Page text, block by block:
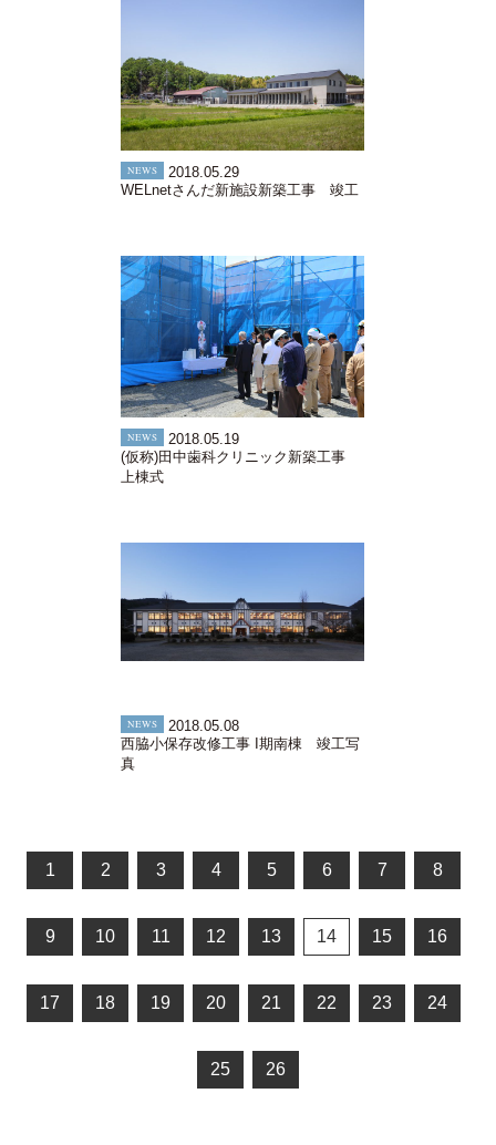
NEWS
2018.05.29
WELnetさんだ新施設新築工事 竣工
NEWS
2018.05.19
(仮称)田中歯科クリニック新築工事
上棟式
NEWS
2018.05.08
西脇小保存改修工事 I期南棟 竣工写
真
1 2 3 4 5 6 7 8
9 10 11 12 13 14 15 16
17 18 19 20 21 22 23 24
25 26